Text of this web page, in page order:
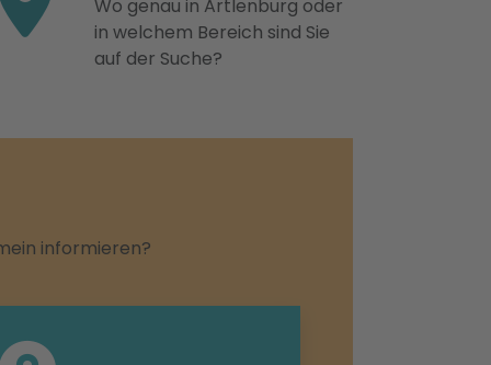
Wo genau in Artlenburg oder
in welchem Bereich sind Sie
auf der Suche?
informieren?